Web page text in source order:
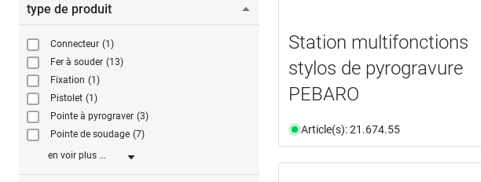
type de produit
Connecteur (1)
Fer à souder (13)
Fixation (1)
Pistolet (1)
Pointe à pyrograver (3)
Pointe de soudage (7)
en voir plus ...
Station multifonctions
stylos de pyrogravure
PEBARO
Article(s): 21.674.55